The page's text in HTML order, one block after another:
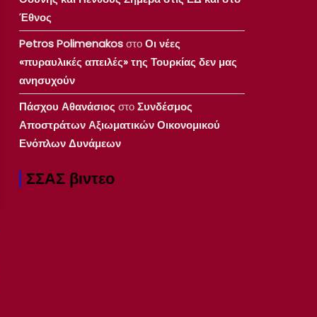
Έθνος
Petros PolimenakosστοΟι νέες
«πυραυλικές απειλές» της Τουρκίας δεν μας
ανησυχούν
Πάσχου Αθανάσιος στοΣυνδέσμος
Αποστράτων Αξιωματικών Οικονομικού
Ενόπλων Δυνάμεων
ΣΣΑΣ βιντεο